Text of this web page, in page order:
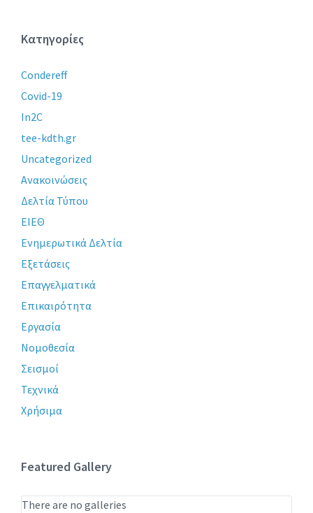
Κατηγορίες
Condereff
Covid-19
In2C
tee-kdth.gr
Uncategorized
Ανακοινώσεις
Δελτία Τύπου
ΕΙΕΘ
Ενημερωτικά Δελτία
Εξετάσεις
Επαγγελματικά
Επικαιρότητα
Εργασία
Νομοθεσία
Σεισμοί
Τεχνικά
Χρήσιμα
Featured Gallery
There are no galleries